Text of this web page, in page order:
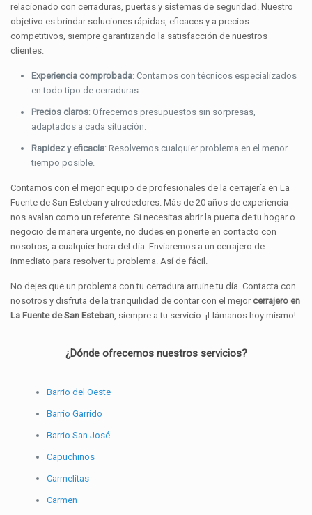
relacionado con cerraduras, puertas y sistemas de seguridad. Nuestro
objetivo es brindar soluciones rápidas, eficaces y a precios
competitivos, siempre garantizando la satisfacción de nuestros
clientes.
Experiencia comprobada: Contamos con técnicos especializados
en todo tipo de cerraduras.
Precios claros: Ofrecemos presupuestos sin sorpresas,
adaptados a cada situación.
Rapidez y eficacia: Resolvemos cualquier problema en el menor
tiempo posible.
Contamos con el mejor equipo de profesionales de la cerrajería en La
Fuente de San Esteban y alrededores. Más de 20 años de experiencia
nos avalan como un referente. Si necesitas abrir la puerta de tu hogar o
negocio de manera urgente, no dudes en ponerte en contacto con
nosotros, a cualquier hora del día. Enviaremos a un cerrajero de
inmediato para resolver tu problema. Así de fácil.
No dejes que un problema con tu cerradura arruine tu día. Contacta con
nosotros y disfruta de la tranquilidad de contar con el mejor cerrajero en
La Fuente de San Esteban , siempre a tu servicio. ¡Llámanos hoy mismo!
¿Dónde ofrecemos nuestros servicios?
Barrio del Oeste
Barrio Garrido
Barrio San José
Capuchinos
Carmelitas
Carmen